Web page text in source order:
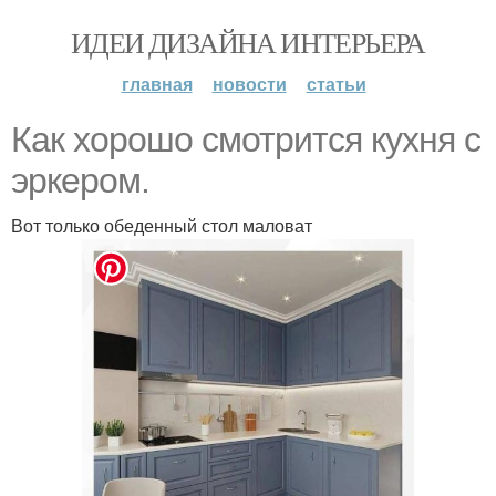
ИДЕИ ДИЗАЙНА ИНТЕРЬЕРА
главная новости статьи
Как хорошо смотрится кухня с
эркером.
Вот только обеденный стол маловат